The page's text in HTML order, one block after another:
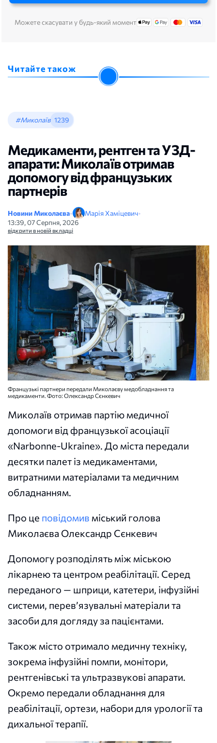
Можете скасувати у будь-який момент
Читайте також
#Миколаїв 1239
Медикаменти, рентген та УЗД-
апарати: Миколаїв отримав
допомогу від французьких
партнерів
Новини Миколаєва• Марія Хаміцевич•
13:39, 07 Серпня, 2026
відкрити в новій вкладці
Французькі партнери передали Миколаєву медобладнання та
медикаменти. Фото: Олександр Сєнкевич
Миколаїв отримав партію медичної
допомоги від французької асоціації
«Narbonne-Ukraine». До міста передали
десятки палет із медикаментами,
витратними матеріалами та медичним
обладнанням.
Про це повідомив міський голова
Миколаєва Олександр Сєнкевич
Допомогу розподілять між міською
лікарнею та центром реабілітації. Серед
переданого — шприци, катетери, інфузійні
системи, перев’язувальні матеріали та
засоби для догляду за пацієнтами.
Також місто отримало медичну техніку,
зокрема інфузійні помпи, монітори,
рентгенівські та ультразвукові апарати.
Окремо передали обладнання для
реабілітації, ортези, набори для урології та
дихальної терапії.